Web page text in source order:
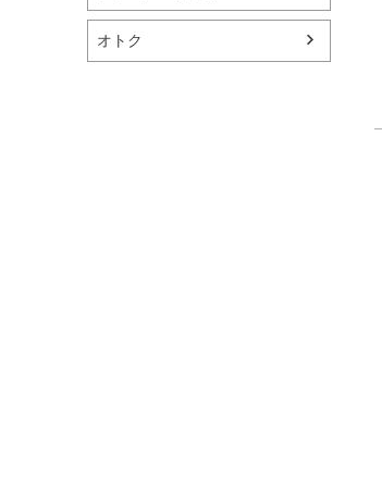
オトク